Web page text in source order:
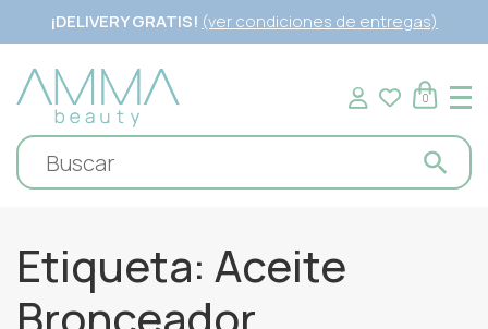
¡DELIVERY GRATIS! (ver condiciones de entregas)
0
Etiqueta: Aceite